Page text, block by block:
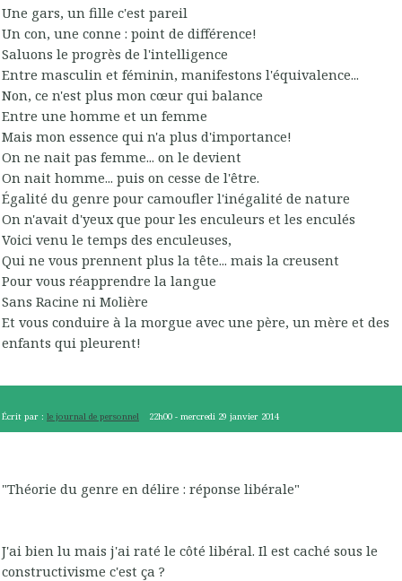
Une gars, un fille c'est pareil
Un con, une conne : point de différence!
Saluons le progrès de l'intelligence
Entre masculin et féminin, manifestons l'équivalence...
Non, ce n'est plus mon cœur qui balance
Entre une homme et un femme
Mais mon essence qui n'a plus d'importance!
On ne nait pas femme... on le devient
On nait homme... puis on cesse de l'être.
Égalité du genre pour camoufler l'inégalité de nature
On n'avait d'yeux que pour les enculeurs et les enculés
Voici venu le temps des enculeuses,
Qui ne vous prennent plus la tête... mais la creusent
Pour vous réapprendre la langue
Sans Racine ni Molière
Et vous conduire à la morgue avec une père, un mère et des
enfants qui pleurent!
Écrit par : le journal de personnel 22h00 -mercredi 29 janvier 2014
"Théorie du genre en délire : réponse libérale"
J'ai bien lu mais j'ai raté le côté libéral. Il est caché sous le
constructivisme c'est ça ?